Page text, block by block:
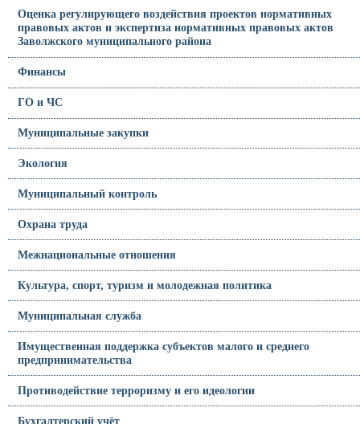
Оценка регулирующего воздействия проектов нормативных
правовых актов и экспертиза нормативных правовых актов
Заволжского муниципального района
Финансы
ГО и ЧС
Муниципальные закупки
Экология
Муниципальный контроль
Охрана труда
Межнациональные отношения
Культура, спорт, туризм и молодежная политика
Муниципальная служба
Имущественная поддержка субъектов малого и среднего
предпринимательства
Противодействие терроризму и его идеологии
Бухгалтерский учёт